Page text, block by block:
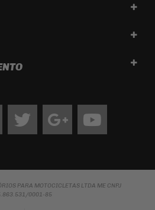
twitter googleYoutube
PARA MOTOCICLETAS LTDA ME CNPJ
0001-85